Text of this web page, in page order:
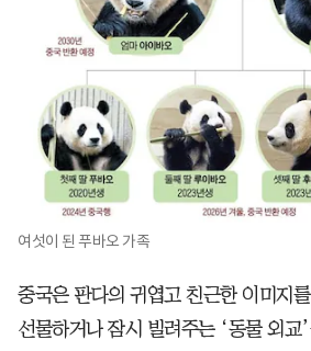
여섯이 된 푸바오 가족
중국은 판다의 귀엽고 친근한 이미지
선물하거나 잠시 빌려주는 ‘동물 외교